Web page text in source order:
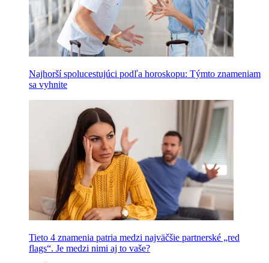
Najhorší spolucestujúci podľa horoskopu: Týmto znameniam
sa vyhnite
Tieto 4 znamenia patria medzi najväčšie partnerské „red
flags“. Je medzi nimi aj to vaše?